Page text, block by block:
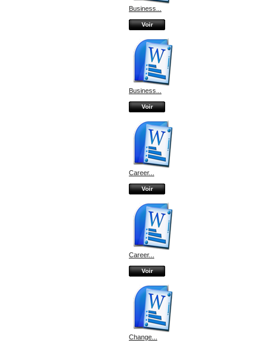
Business...
Voir
Business...
Voir
Career...
Voir
Career...
Voir
Change...